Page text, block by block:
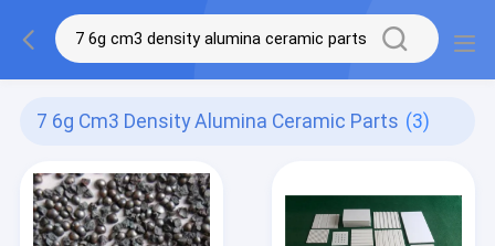
7 6g Cm3 Density Alumina Ceramic Parts (3)